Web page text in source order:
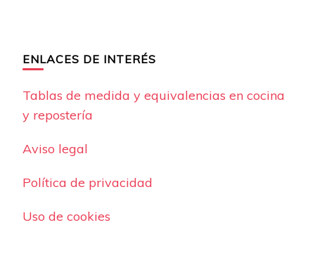
ENLACES DE INTERÉS
Tablas de medida y equivalencias en cocina
y repostería
Aviso legal
Política de privacidad
Uso de cookies